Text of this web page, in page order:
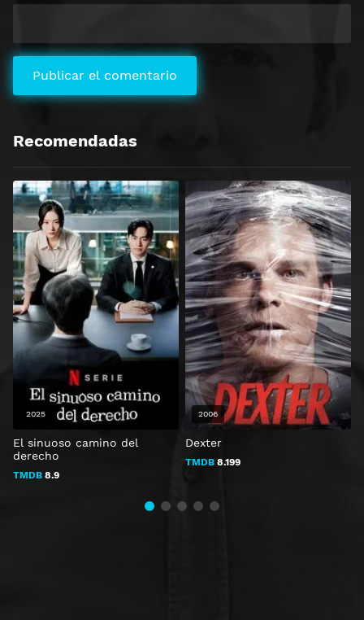
Recomendadas
El sinuoso camino del
derecho
TMDB 8.9
2025
Dexter
TMDB 8.199
2006